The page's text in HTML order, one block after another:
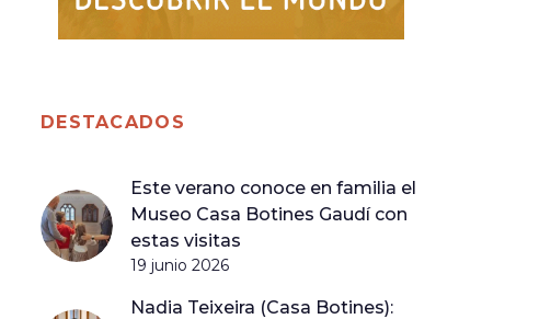
DESTACADOS
Este verano conoce en familia el
Museo Casa Botines Gaudí con
estas visitas
19 junio 2026
Nadia Teixeira (Casa Botines):